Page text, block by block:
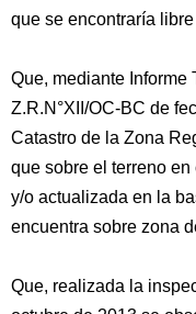
que se encontraría
Que, mediante Informe
Z.R.N°XII/OC-BC de
Catastro de la Zona
que sobre el terreno
y/o actualizada en la
encuentra sobre zona
Que, realizada la